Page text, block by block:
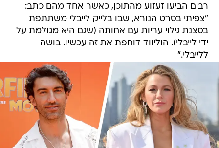
רבים הביעו זעזוע מהתוכן, כאשר אחד מהם כתב:
"צפיתי בסרט הנורא, שבו בלייק לייבלי משתתפת
בסצנת גילוי עריות עם אחותה (שגם היא מגולמת על
ידי לייבלי). הוליווד דוחפת את זה עכשיו. בושה
ללייבלי."